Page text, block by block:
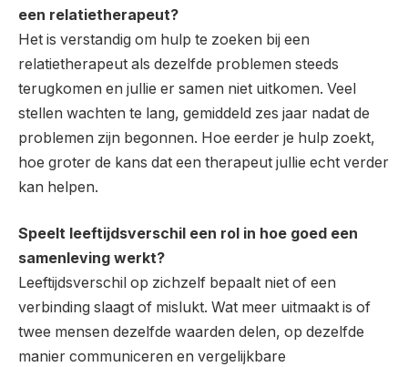
een relatietherapeut?
Het is verstandig om hulp te zoeken bij een
relatietherapeut als dezelfde problemen steeds
terugkomen en jullie er samen niet uitkomen. Veel
stellen wachten te lang, gemiddeld zes jaar nadat de
problemen zijn begonnen. Hoe eerder je hulp zoekt,
hoe groter de kans dat een therapeut jullie echt verder
kan helpen.
Speelt leeftijdsverschil een rol in hoe goed een
samenleving werkt?
Leeftijdsverschil op zichzelf bepaalt niet of een
verbinding slaagt of mislukt. Wat meer uitmaakt is of
twee mensen dezelfde waarden delen, op dezelfde
manier communiceren en vergelijkbare